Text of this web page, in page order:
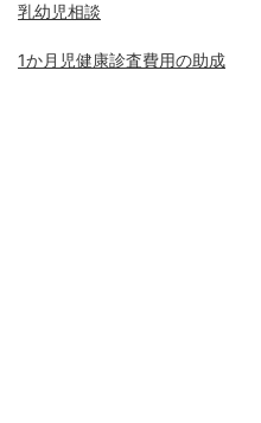
乳幼児相談
1か月児健康診査費用の助成